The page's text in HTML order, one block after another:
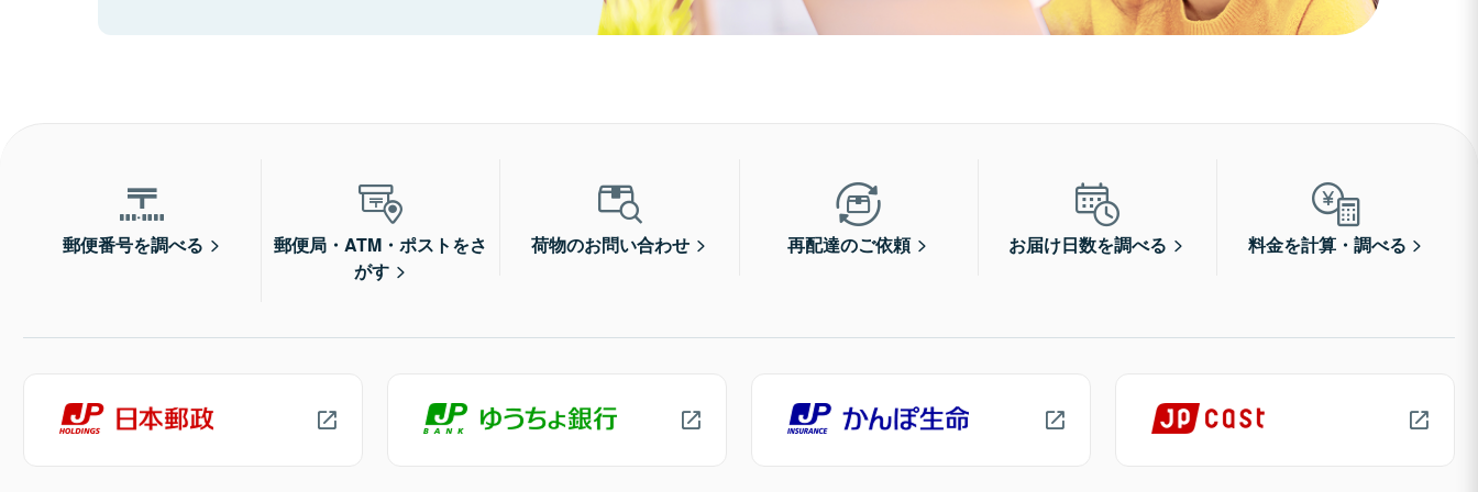
郵便番号を調べる
郵便局・ATM・ポストをさ
がす
荷物のお問い合わせ 再配達のご依頼 お届け日数を調べる 料金を計算・調べる